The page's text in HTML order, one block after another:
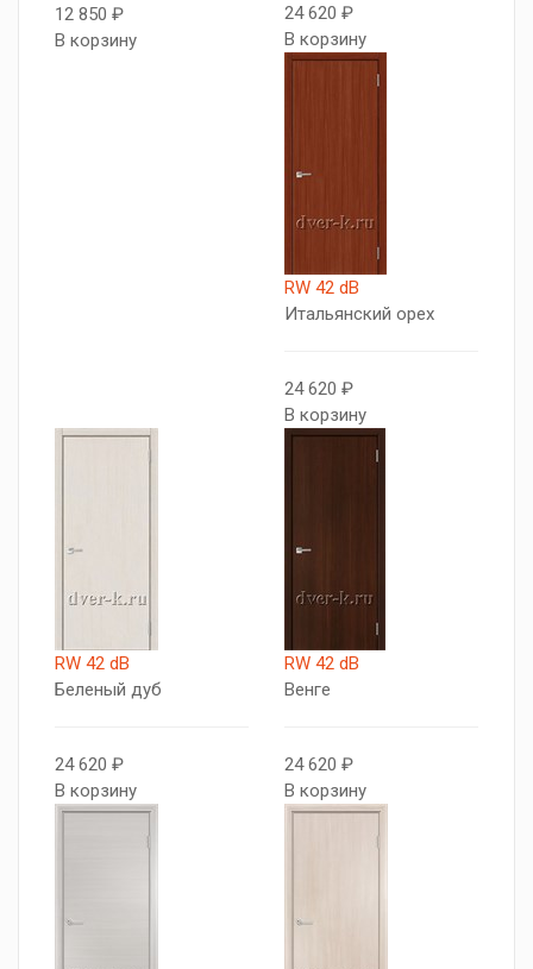
12 850 ₽
В корзину
24 620 ₽
В корзину
RW 42 dB
Итальянский орех
24 620 ₽
В корзину
RW 42 dB
Беленый дуб
24 620 ₽
В корзину
RW 42 dB
Венге
24 620 ₽
В корзину